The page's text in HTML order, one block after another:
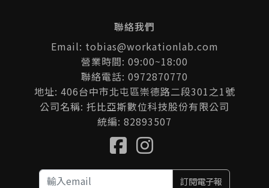
聯絡我們
Email: tobias@workationlab.com
營業時間: 09:00~18:00
聯絡電話: 0972870770
地址: 406台中市北屯區崇德路二段301之1號
公司名稱: 托比亞斯數位科技股份有限公司
統編: 82893507
訂閱電子報